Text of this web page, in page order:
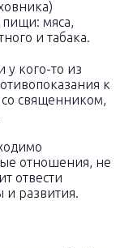
пищи: мяса,
и табака.
у кого-то из
к
священником,
отношения, не
отвести
и развития.